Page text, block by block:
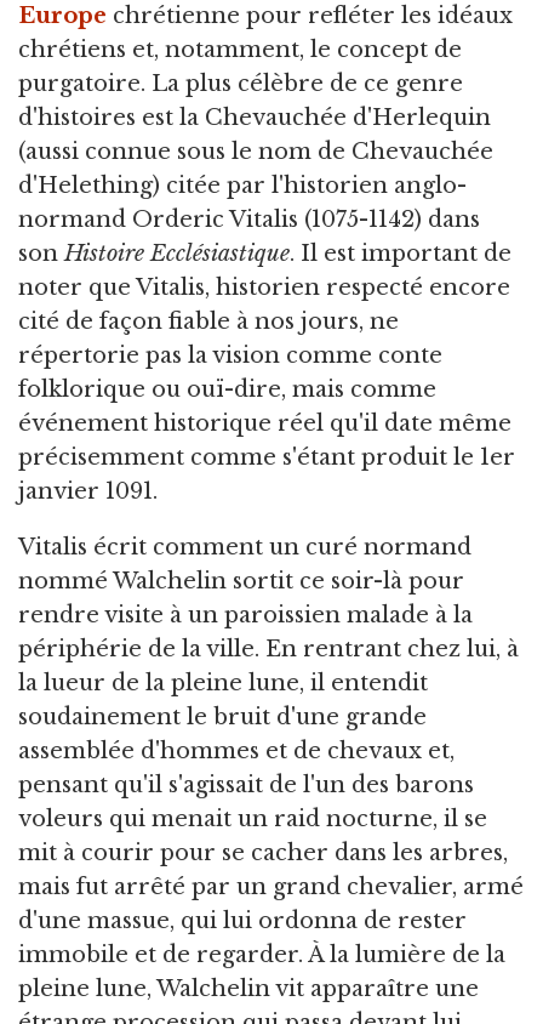
Europe chrétienne pour refléter les idéaux
chrétiens et, notamment, le concept de
purgatoire. La plus célèbre de ce genre
d'histoires est la Chevauchée d'Herlequin
(aussi connue sous le nom de Chevauchée
d'Helething) citée par l'historien anglo-
normand Orderic Vitalis (1075-1142) dans
sonHistoire Ecclésiastique. Il est important de
noter que Vitalis, historien respecté encore
cité de façon fiable à nos jours, ne
répertorie pas la vision comme conte
folklorique ou ouï-dire, mais comme
événement historique réel qu'il date même
précisemment comme s'étant produit le 1er
janvier 1091.
Vitalis écrit comment un curé normand
nommé Walchelin sortit ce soir-là pour
rendre visite à un paroissien malade à la
périphérie de la ville. En rentrant chez lui, à
la lueur de la pleine lune, il entendit
soudainement le bruit d'une grande
assemblée d'hommes et de chevaux et,
pensant qu'il s'agissait de l'un des barons
voleurs qui menait un raid nocturne, il se
mit à courir pour se cacher dans les arbres,
mais fut arrêté par un grand chevalier, armé
d'une massue, qui lui ordonna de rester
immobile et de regarder. À la lumière de la
pleine lune, Walchelin vit apparaître une